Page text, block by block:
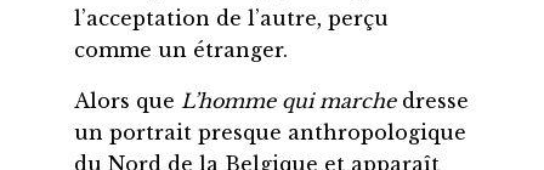
l’acceptation de l’autre, perçu
comme un étranger.
Alors que L’homme qui marche dresse
un portrait presque anthropologique
du Nord de la Belgique et apparaît